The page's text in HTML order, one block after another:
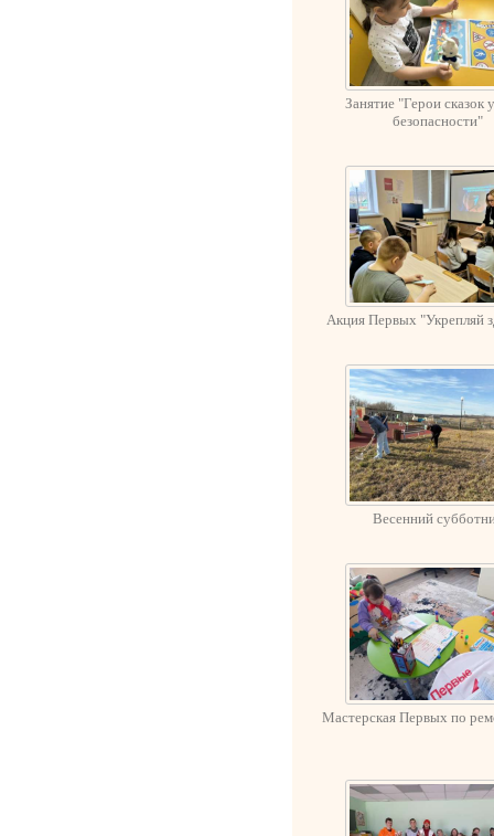
Занятие "Герои сказок
безопасности"
Акция Первых "Укрепляй
Весенний
Мастерская Первых по